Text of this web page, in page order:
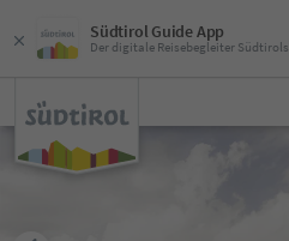
Südtirol Guide App
Der digitale Reisebegleiter Südtirols